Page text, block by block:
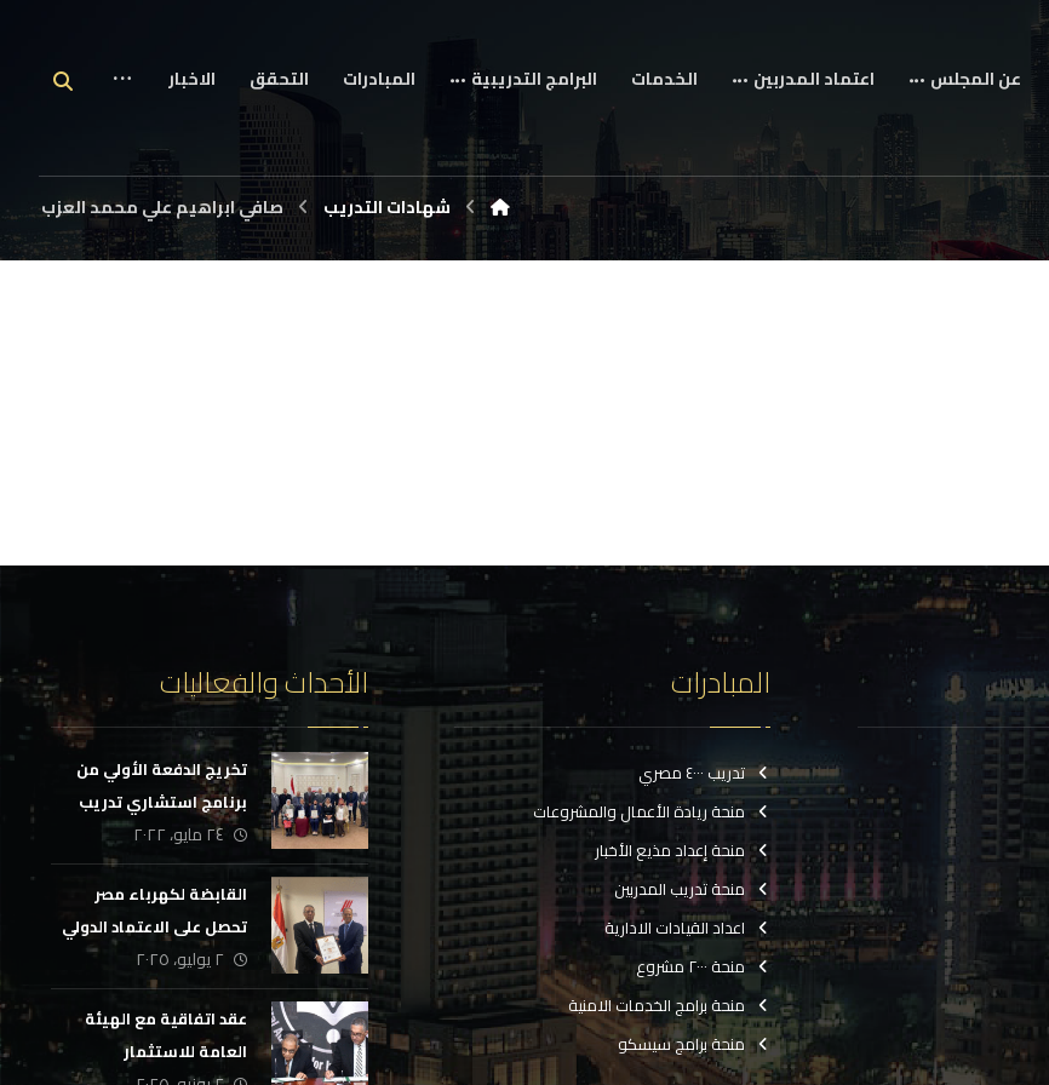
عن المجلس اعتماد المدربين الخدمات البرامج التدريبية المبادرات التحقق الاخبار
شهادات التدريب صافي ابراهيم علي محمد العزب
المبادرات
تدريب ٤٠٠٠ مصري
منحة ريادة الأعمال والمشروعات
منحة إعداد مذيع الأخبار
منحة تدريب المدربين
اعداد القيادات الادارية
منحة ٢٠٠٠ مشروع
منحة برامج الخدمات الامنية
منحة برامج سيسكو
الأحداث والفعاليات
تخريج الدفعة الأولي من
برنامج استشاري تدريب
مؤسسي
٢٤ مايو، ٢٠٢٢
القابضة لكهرباء مصر
تحصل على الاعتماد الدولي
لمركز إعداد القادة
٢ يوليو، ٢٠٢٥
عقد اتفاقية مع الهيئة
العامة للاستثمار